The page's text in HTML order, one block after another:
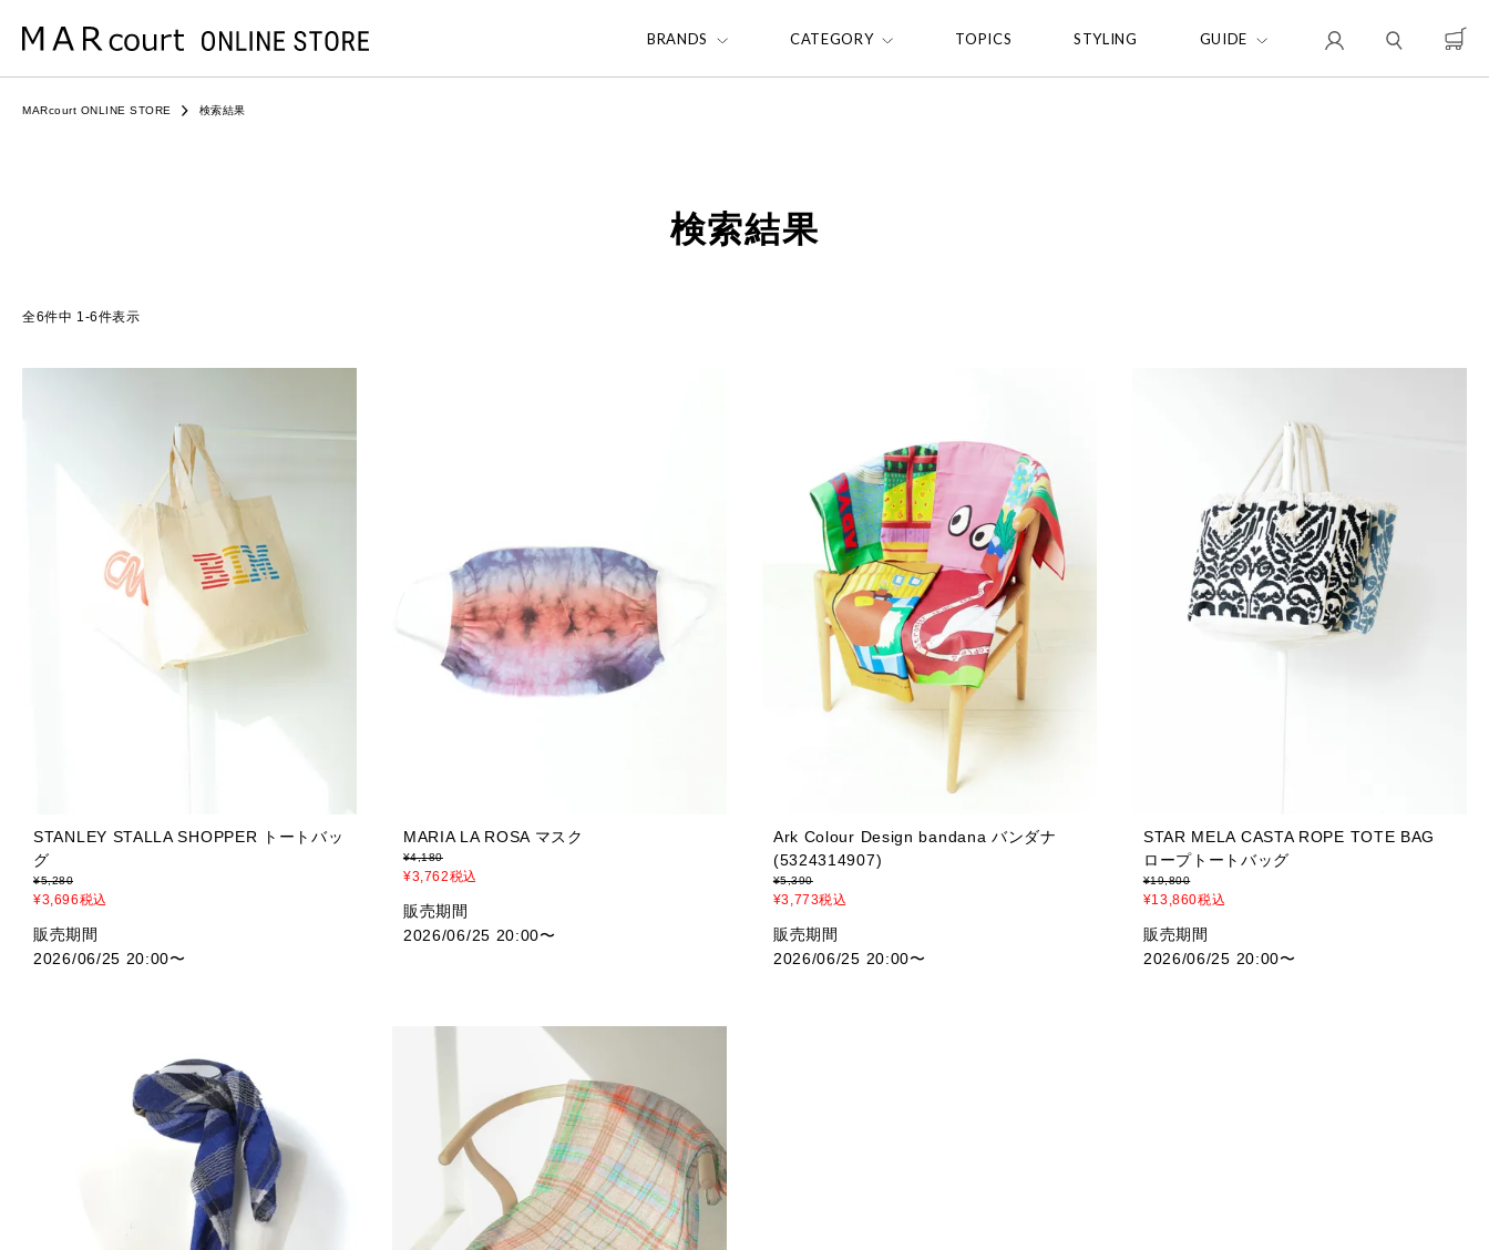
BRANDS CATEGORY TOPICS STYLING GUIDE
MARcourt ONLINE STORE 検索結果
検索結果
6件中 1-6件表示
STANLEY STALLA SHOPPER トートバッ
グ
¥5,280
¥3,696税込
販売期間
2026/06/25 20:00〜
MARIA LA ROSA マスク
¥4,180
¥3,762税込
販売期間
2026/06/25 20:00〜
Ark Colour Design bandana バンダナ
(5324314907)
¥5,390
¥3,773税込
販売期間
2026/06/25 20:00〜
STAR MELA CASTA ROPE TOTE BAG
ロープトートバッグ
¥19,800
¥13,860税込
販売期間
2026/06/25 20:00〜